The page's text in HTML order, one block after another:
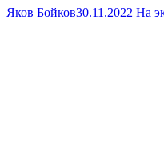
Яков Бойков30.11.2022 На